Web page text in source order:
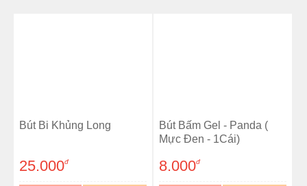
Bút Bi Khủng Long
25.000đ
Bút Bấm Gel - Panda (
Mực Đen - 1Cái)
8.000đ